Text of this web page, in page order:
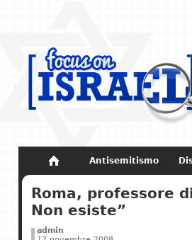
Antisemitismo
Non dimenticare Storia di
Roma, professore
Non esiste”
admin